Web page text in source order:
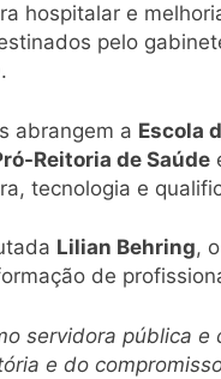
hospitalar e
pelo
abrangem a Escola
Reitoria de Saúde
tecnologia e
Lilian Behring,
de
servidora pública
e do